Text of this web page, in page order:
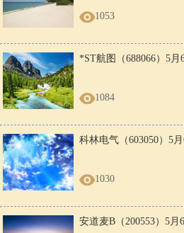
1053
*ST航图（688066）5
1084
科林电气（603050）5
1030
安道麦B（200553）5月